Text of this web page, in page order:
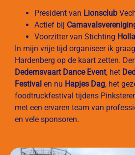
President van Lionsclub
Actief bij
Voorzitter van Stichting
In mijn vrije tijd organiseer ik
Hardenberg op de kaart zetten.
Dedemsvaart Dance Event, het
Festival en nu Hapjes Dag, het
foodtruckfestival tijdens
met een ervaren team van
en vele sponsoren.